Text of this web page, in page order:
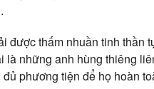
được thấm nhuần tinh thần
là những anh hùng thiêng
phương tiện để họ hoàn